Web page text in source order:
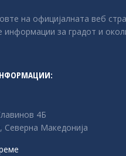
на официјалната веб
информации за градот и
4Б
Северна Македонија